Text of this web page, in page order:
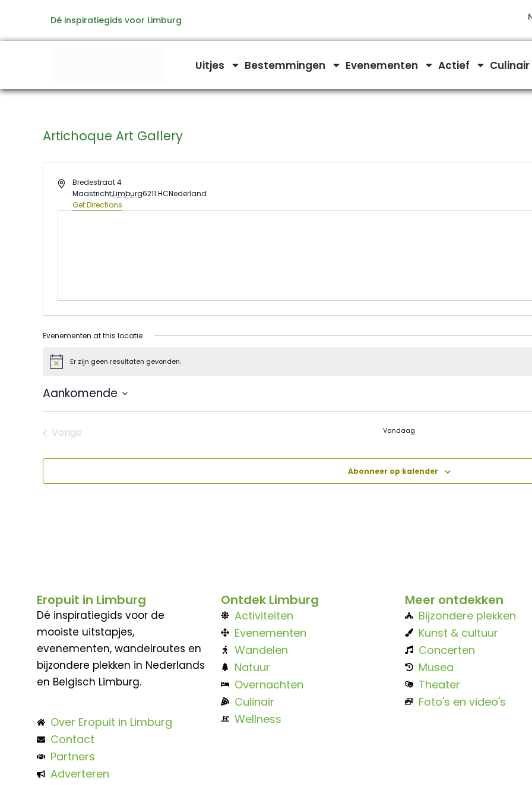
de
Dé inspiratiegids voor Limburg
Uitjes Bestemmingen Evenementen Actief Culinair
Artichoque Art Gallery
AddressBredestraat 4
Maastricht,Limburg6211 HCNederland
Get Directions
Evenementen at this locatie
BerichtEr zijn geen resultaten gevonden.
Aankomende
datum.
Vorige
Vandaag
Abonneer op kalender
Eropuit in Limburg
Dé inspiratiegids voor de
mooiste uitstapjes,
evenementen, wandelroutes en
bijzondere plekken in Nederlands
en Belgisch Limburg.
Over Eropuit in Limburg
Contact
Partners
Adverteren
Ontdek Limburg
Activiteiten
Evenementen
Wandelen
Natuur
Overnachten
Culinair
Wellness
Meer ontdekken
Bijzondere plekken
Kunst & cultuur
Concerten
Musea
Theater
Foto's en video's